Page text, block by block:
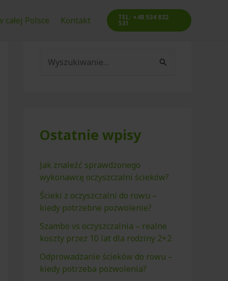
całej Polsce Kontakt TEL: +48 534 832
531
a
d
l
a
Ostatnie wpisy
Jak znaleźć sprawdzonego
wykonawcę oczyszczalni ścieków?
Ścieki z oczyszczalni do rowu –
kiedy potrzebne pozwolenie?
Szambo vs oczyszczalnia – realne
koszty przez 10 lat dla rodziny 2+2
Odprowadzanie ścieków do rowu –
kiedy potrzeba pozwolenia?